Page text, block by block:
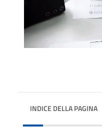
INDICE DELLA PAGINA